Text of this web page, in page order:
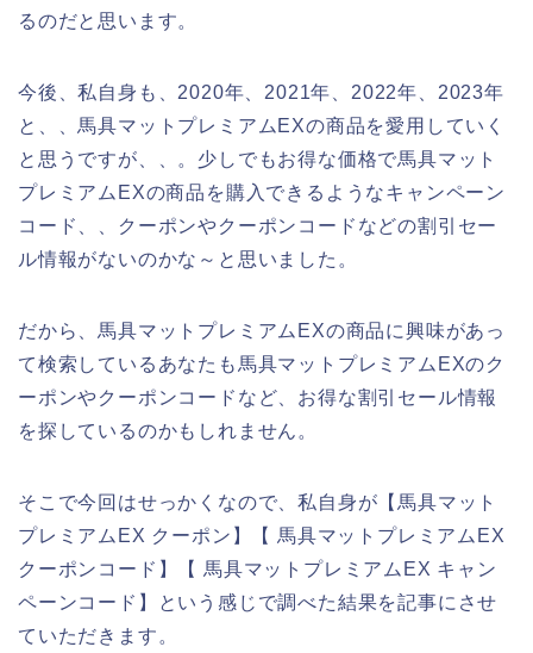
るのだと思います。
今後、私自身も、2020年、2021年、2022年、2023年
と、、馬具マットプレミアムEXの商品を愛用していく
と思うですが、、。少しでもお得な価格で馬具マット
プレミアムEXの商品を購入できるようなキャンペーン
コード、、クーポンやクーポンコードなどの割引セー
ル情報がないのかな～と思いました。
だから、馬具マットプレミアムEXの商品に興味があっ
て検索しているあなたも馬具マットプレミアムEXのク
ーポンやクーポンコードなど、お得な割引セール情報
を探しているのかもしれません。
そこで今回はせっかくなので、私自身が【馬具マット
プレミアムEX クーポン】【 馬具マットプレミアムEX
クーポンコード】【 馬具マットプレミアムEX キャン
ペーンコード】という感じで調べた結果を記事にさせ
ていただきます。